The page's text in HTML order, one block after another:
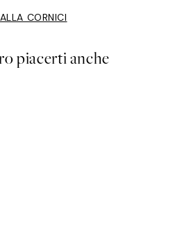
CORNICI
piacerti anche